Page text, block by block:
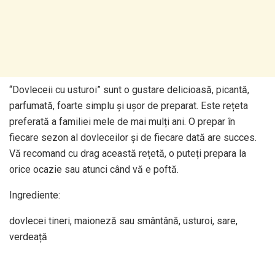
“Dovleceii cu usturoi” sunt o gustare delicioasă, picantă,
parfumată, foarte simplu și ușor de preparat. Este rețeta
preferată a familiei mele de mai mulți ani. O prepar în
fiecare sezon al dovleceilor și de fiecare dată are succes.
Vă recomand cu drag această rețetă, o puteți prepara la
orice ocazie sau atunci când vă e poftă.
Ingrediente:
dovlecei tineri, maioneză sau smântână, usturoi, sare,
verdeață